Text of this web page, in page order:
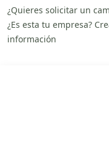
¿Quieres solicitar un
¿Es esta tu empresa?
información